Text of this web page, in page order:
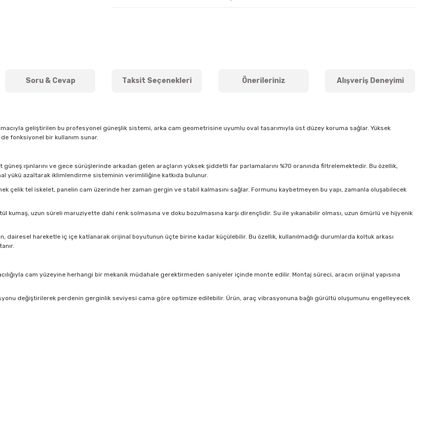
Soru & Cevap Taksit Seçenekleri Önerileriniz Alışveriş Deneyimi
geliştirilen bu profesyonel güneşlik sistemi, arka cam geometrisine uyumlu oval tasarımıyla üst düzey koruma sağlar. Yüksek
fonksiyonel bir kullanım sunar.
ışınlarını ve gece sürüşlerinde arkadan gelen araçların yüksek şiddetli far parlamalarını %70 oranında filtrelemektedir. Bu özellik,
yükü azaltarak iklimlendirme sisteminin verimliliğine katkıda bulunur.
çelik tel iskelet, panelin cam üzerinde her zaman gergin ve stabil kalmasını sağlar. Formunu kaybetmeyen bu yapı, zamanla oluşabilecek
tül kumaş, uzun süreli maruziyette dahi renk solmasına ve doku bozulmasına karşı dirençlidir. Su ile yıkanabilir olması, uzun ömürlü ve hijyenik
dairesel hareketle iç içe katlanarak orijinal boyutunun üçte birine kadar küçülebilir. Bu özellik, kullanılmadığı durumlarda koltuk arkası
cam yüzeyine herhangi bir mekanik müdahale gerektirmeden saniyeler içinde monte edilir. Montaj süreci, aracın orijinal yapısına
değiştirilerek perdenin gerginlik seviyesi cama göre optimize edilebilir. Ürün, araç vibrasyonuna bağlı gürültü oluşumunu engelleyecek